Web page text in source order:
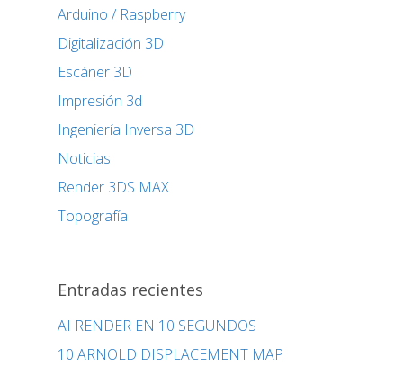
Arduino / Raspberry
Digitalización 3D
Escáner 3D
Impresión 3d
Ingeniería Inversa 3D
Noticias
Render 3DS MAX
Topografía
Entradas recientes
AI RENDER EN 10 SEGUNDOS
10 ARNOLD DISPLACEMENT MAP